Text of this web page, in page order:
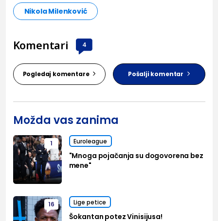
Nikola Milenković
Komentari 4
Pogledaj komentare Pošalji komentar
Možda vas zanima
1 Euroleague
"Mnoga pojačanja su dogovorena bez
mene"
16 Lige petice
Šokantan potez Vinisijusa!